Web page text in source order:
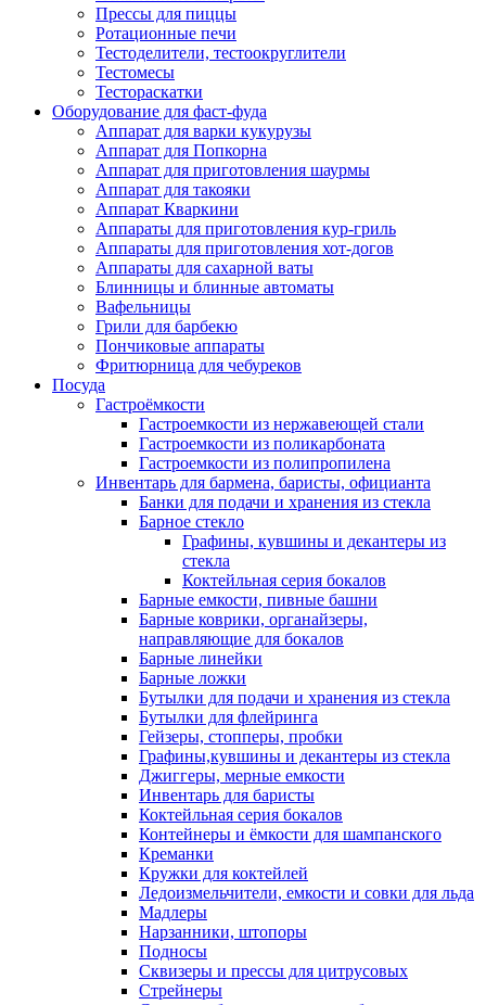
Прессы для пиццы
Ротационные печи
Тестоделители, тестоокруглители
Тестомесы
Тестораскатки
Оборудование для фаст-фуда
Аппарат для варки кукурузы
Аппарат для Попкорна
Аппарат для приготовления шаурмы
Аппарат для такояки
Аппарат Кваркини
Аппараты для приготовления кур-гриль
Аппараты для приготовления хот-догов
Аппараты для сахарной ваты
Блинницы и блинные автоматы
Вафельницы
Грили для барбекю
Пончиковые аппараты
Фритюрница для чебуреков
Посуда
Гастроёмкости
Гастроемкости из нержавеющей стали
Гастроемкости из поликарбоната
Гастроемкости из полипропилена
Инвентарь для бармена, баристы, официанта
Банки для подачи и хранения из стекла
Барное стекло
Графины, кувшины и декантеры из
стекла
Коктейльная серия бокалов
Барные емкости, пивные башни
Барные коврики, органайзеры,
направляющие для бокалов
Барные линейки
Барные ложки
Бутылки для подачи и хранения из стекла
Бутылки для флейринга
Гейзеры, стопперы, пробки
Графины,кувшины и декантеры из стекла
Джиггеры, мерные емкости
Инвентарь для баристы
Коктейльная серия бокалов
Контейнеры и ёмкости для шампанского
Креманки
Кружки для коктейлей
Ледоизмельчители, емкости и совки для льда
Мадлеры
Нарзанники, штопоры
Подносы
Сквизеры и прессы для цитрусовых
Стрейнеры